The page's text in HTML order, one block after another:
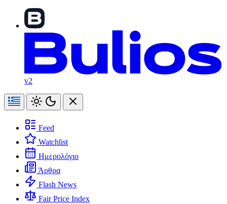
v2
Feed
Watchlist
Ημερολόγιο
Άρθρα
Flash News
Fair Price Index